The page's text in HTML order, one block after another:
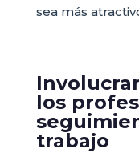
sea más
los
trabajo